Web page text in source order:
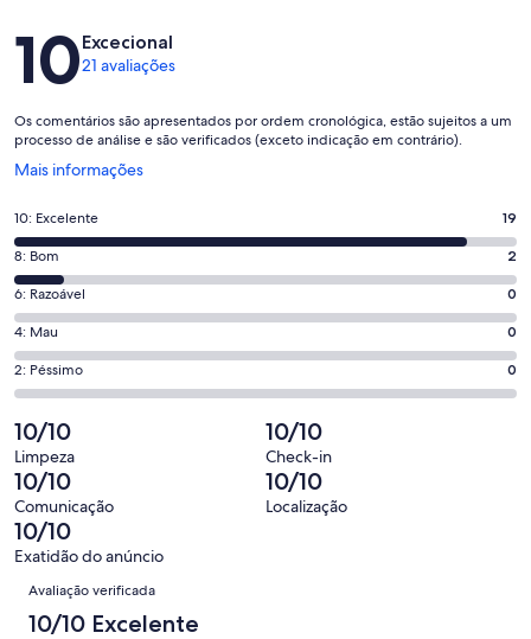
Avaliações
10Excecional
21 avaliações
Os comentários são apresentados por ordem cronológica, estão sujeitos a um
processo de análise e são verificados (exceto indicação em contrário).
Mais informações
Abre
nova
janela
Pontuação
de
10,
o
que
significa
“Excelente”.
19
de
21
avaliações.
10: Excelente 19
Pontuação
de
8,
o
que
significa
“Bom”.
2
de
21
avaliações.
8: Bom 2
Pontuação
de
6,
o
que
significa
“Razoável”.
0
de
21
avaliações.
6: Razoável 0
Pontuação
de
4,
que
significa
“Mau”.
0
de
21
avaliações.
4: Mau 0
Pontuação
de
2,
o
que
significa
“Péssimo”.
0
de
21
avaliações.
2: Péssimo 0
10/10
Limpeza
10/10
Check-in
10/10
Comunicação
10/10
Localização
10/10
Exatidão do anúncio
Avaliações
Avaliação verificada
10/10 Excelente